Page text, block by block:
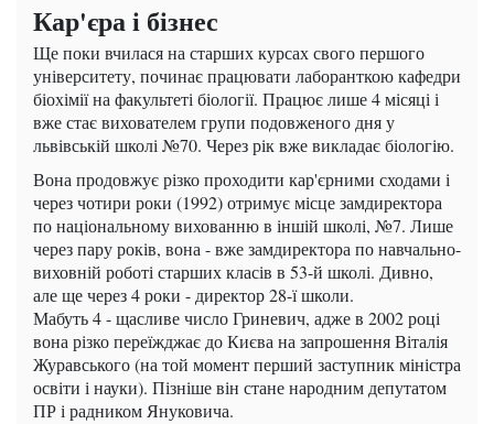
Кар'єра і бізнес
Ще поки вчилася на старших курсах свого першого
університету, починає працювати лаборанткою кафедри
біохімії на факультеті біології. Працює лише 4 місяці і
вже стає вихователем групи подовженого дня у
львівській школі №70. Через рік вже викладає біологію.
Вона продовжує різко проходити кар'єрними сходами і
через чотири роки (1992) отримує місце замдиректора
по національному вихованню в іншій школі, №7. Лише
через пару років, вона - вже замдиректора по навчально-
виховній роботі старших класів в 53-й школі. Дивно,
але ще через 4 роки - директор 28-ї школи.
Мабуть 4 - щасливе число Гриневич, адже в 2002 році
вона різко переїжджає до Києва на запрошення Віталія
Журавського (на той момент перший заступник міністра
освіти і науки). Пізніше він стане народним депутатом
ПР і радником Януковича.